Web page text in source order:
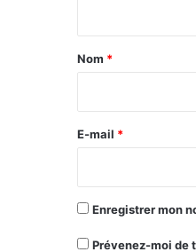
a
e
Nom *
E-mail *
Enregistrer mon
Prévenez-moi de